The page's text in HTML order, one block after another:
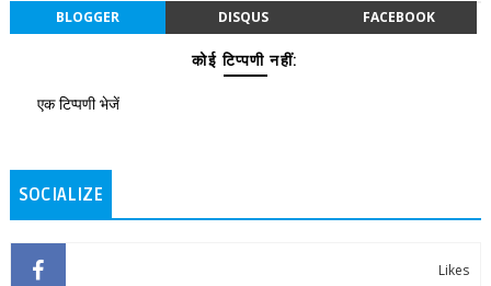
BLOGGER DISQUS FACEBOOK
कोई टिप्पणी नहीं:
एक टिप्पणी भेजें
SOCIALIZE
Likes